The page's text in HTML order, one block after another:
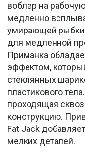
воблер на
медленно
умирающей
для медленной
Приманка
эффектом,
стеклянных
пластикового
проходящая
конструкцию.
Fat Jack
мелких деталей.